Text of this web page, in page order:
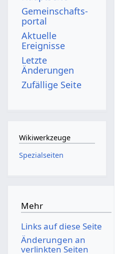
Gemeinschafts­
portal
Aktuelle
Ereignisse
Letzte
Änderungen
Zufällige Seite
Wikiwerkzeuge
Spezialseiten
Mehr
Links auf diese Seite
Änderungen an
verlinkten Seiten